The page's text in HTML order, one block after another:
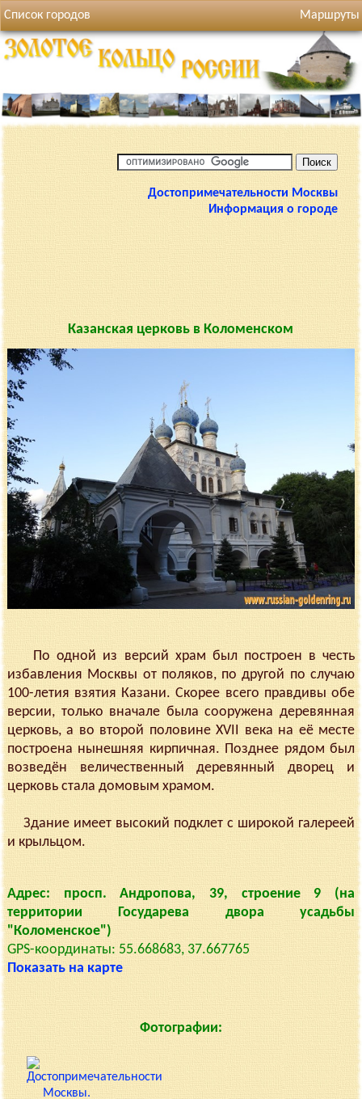
Список городов Маршруты
Достопримечательности Москвы
Информация о городе
Казанская церковь в Коломенском
По одной из версий храм был построен в честь
избавления Москвы от поляков, по другой по случаю
100-летия взятия Казани. Скорее всего правдивы обе
версии, только вначале была сооружена деревянная
церковь, а во второй половине XVII века на её месте
построена нынешняя кирпичная. Позднее рядом был
возведён величественный деревянный дворец и
церковь стала домовым храмом.
Здание имеет высокий подклет с широкой галереей
и крыльцом.
Адрес: просп. Андропова, 39, строение 9 (на
территории Государева двора усадьбы
"Коломенское")
GPS-координаты: 55.668683, 37.667765
Показать на карте
Фотографии: